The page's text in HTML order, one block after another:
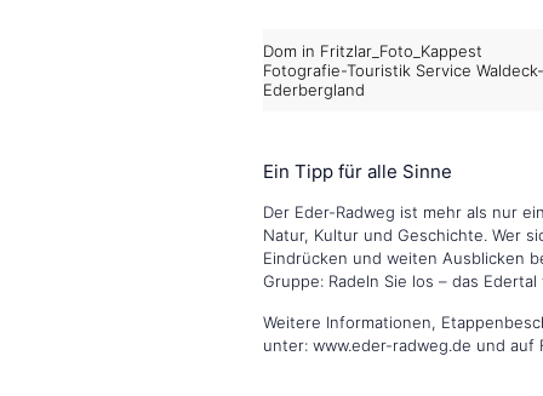
Dom in Fritzlar_Foto_Kappest
Fotografie-Touristik Service Waldeck-
Ederbergland
Ein Tipp für alle Sinne
Der Eder-Radweg ist mehr als nur
Natur, Kultur und Geschichte. Wer
Eindrücken und weiten Ausblicken
Gruppe: Radeln Sie los – das
Weitere Informationen,
unter: www.eder-radweg.de und auf